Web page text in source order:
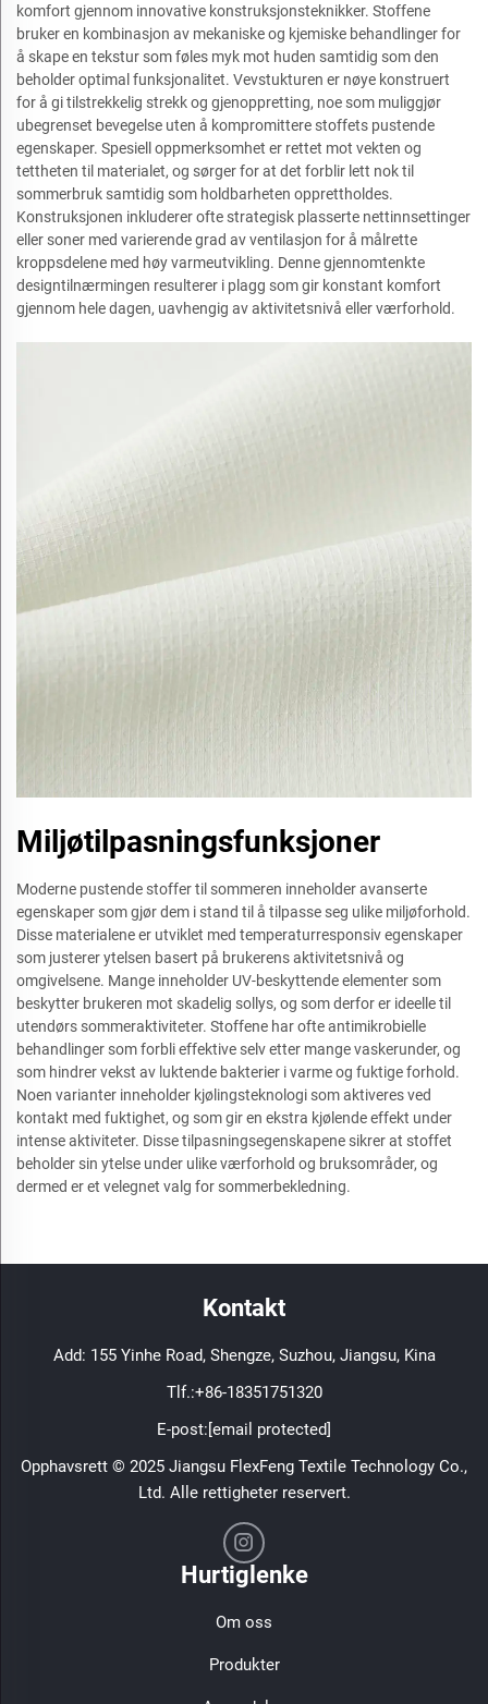
komfort gjennom innovative konstruksjonsteknikker. Stoffene
bruker en kombinasjon av mekaniske og kjemiske behandlinger for
å skape en tekstur som føles myk mot huden samtidig som den
beholder optimal funksjonalitet. Vevstukturen er nøye konstruert
for å gi tilstrekkelig strekk og gjenoppretting, noe som muliggjør
ubegrenset bevegelse uten å kompromittere stoffets pustende
egenskaper. Spesiell oppmerksomhet er rettet mot vekten og
tettheten til materialet, og sørger for at det forblir lett nok til
sommerbruk samtidig som holdbarheten opprettholdes.
Konstruksjonen inkluderer ofte strategisk plasserte nettinnsettinger
eller soner med varierende grad av ventilasjon for å målrette
kroppsdelene med høy varmeutvikling. Denne gjennomtenkte
designtilnærmingen resulterer i plagg som gir konstant komfort
gjennom hele dagen, uavhengig av aktivitetsnivå eller værforhold.
Miljøtilpasningsfunksjoner
Moderne pustende stoffer til sommeren inneholder avanserte
egenskaper som gjør dem i stand til å tilpasse seg ulike miljøforhold.
Disse materialene er utviklet med temperaturresponsiv egenskaper
som justerer ytelsen basert på brukerens aktivitetsnivå og
omgivelsene. Mange inneholder UV-beskyttende elementer som
beskytter brukeren mot skadelig sollys, og som derfor er ideelle til
utendørs sommeraktiviteter. Stoffene har ofte antimikrobielle
behandlinger som forbli effektive selv etter mange vaskerunder, og
som hindrer vekst av luktende bakterier i varme og fuktige forhold.
Noen varianter inneholder kjølingsteknologi som aktiveres ved
kontakt med fuktighet, og som gir en ekstra kjølende effekt under
intense aktiviteter. Disse tilpasningsegenskapene sikrer at stoffet
beholder sin ytelse under ulike værforhold og bruksområder, og
dermed er et velegnet valg for sommerbekledning.
Kontakt
Add: 155 Yinhe Road, Shengze, Suzhou, Jiangsu, Kina
Tlf.:+86-18351751320
E-post:[email protected]
Opphavsrett © 2025 Jiangsu FlexFeng Textile Technology Co.,
Ltd. Alle rettigheter reservert.
Hurtiglenke
Om oss
Produkter